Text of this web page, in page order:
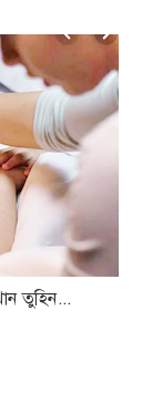
তুহিন...